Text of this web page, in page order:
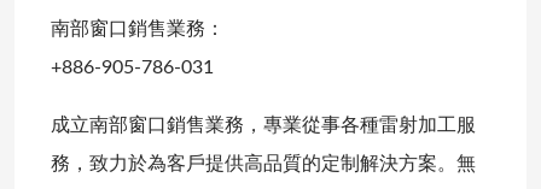
南部窗口銷售業務：
+886-905-786-031
成立南部窗口銷售業務，專業從事各種雷射加工服
務，致力於為客戶提供高品質的定制解決方案。無